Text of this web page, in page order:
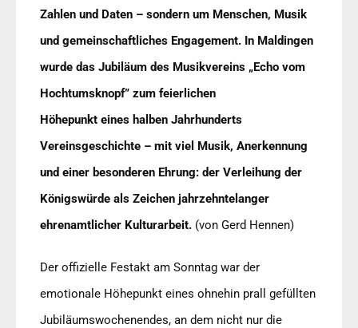
Zahlen und Daten – sondern um Menschen, Musik
und gemeinschaftliches Engagement. In Maldingen
wurde das Jubiläum des Musikvereins „Echo vom
Hochtumsknopf” zum feierlichen
Höhepunkt eines halben Jahrhunderts
Vereinsgeschichte – mit viel Musik, Anerkennung
und einer besonderen Ehrung: der Verleihung der
Königswürde als Zeichen jahrzehntelanger
ehrenamtlicher Kulturarbeit. (von Gerd Hennen)
Der offizielle Festakt am Sonntag war der
emotionale Höhepunkt eines ohnehin prall gefüllten
Jubiläumswochenendes, an dem nicht nur die